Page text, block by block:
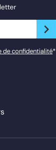
de confidentialité*